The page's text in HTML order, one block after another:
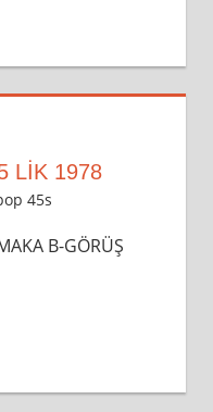
LİK 1978
45s
B-GÖRÜŞ